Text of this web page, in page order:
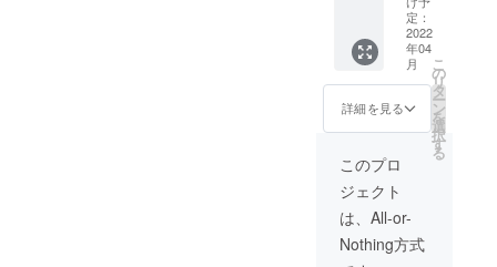
は2着で
税込
¥26,400
を予定
してお
りま
は3月後
半〜4月
上旬を
予定し
ており
ます。
カー 1
着プラ
容 ・
Yuruwa
*オリジ
ナル
パー
カー 1
着 ※
お好み
の色と
サイズ
をお選
定：
2022
年04
月
詳細を見る
こ
の
リ
タ
ー
ン
を
選
択
す
る
このプロ
ジェクト
は、All-or-
Nothing方式